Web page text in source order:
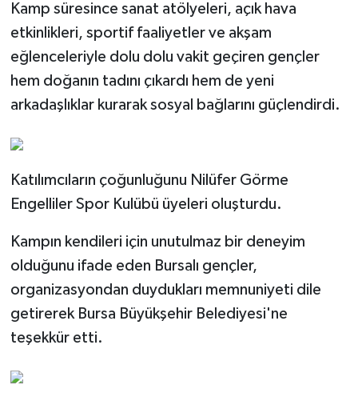
Kamp süresince sanat atölyeleri, açık hava
etkinlikleri, sportif faaliyetler ve akşam
eğlenceleriyle dolu dolu vakit geçiren gençler
hem doğanın tadını çıkardı hem de yeni
arkadaşlıklar kurarak sosyal bağlarını güçlendirdi.
Katılımcıların çoğunluğunu Nilüfer Görme
Engelliler Spor Kulübü üyeleri oluşturdu.
Kampın kendileri için unutulmaz bir deneyim
olduğunu ifade eden Bursalı gençler,
organizasyondan duydukları memnuniyeti dile
getirerek Bursa Büyükşehir Belediyesi'ne
teşekkür etti.